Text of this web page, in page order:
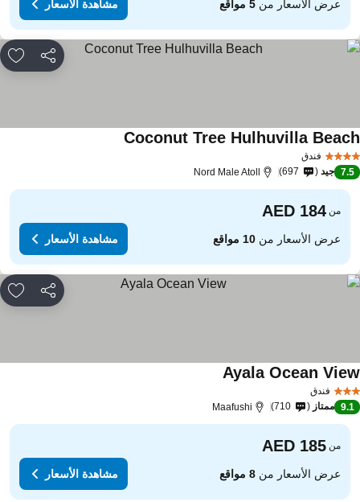
عرض الأسعار من5 مواقع مشاهدة الأسعار
مشاركة
فندق
Coconut Tree Hulhuvilla
7.5 جيد 697
Nord Male Atoll
من
عرض الأسعار من10 مواقع مشاهدة الأسعار
مشاركة
فندق
Ayala Ocean
9.1 ممتاز 710
Maafushi
من
عرض الأسعار من8 مواقع مشاهدة الأسعار